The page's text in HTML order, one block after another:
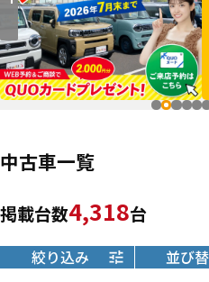
中古車一覧
掲載台数4,318台
絞り込み 並び